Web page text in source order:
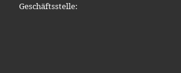
Geschäftsstelle: